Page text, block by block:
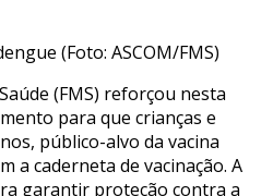
(Foto: ASCOM/FMS)
(FMS) reforçou nesta
para que crianças e
público-alvo da vacina
a caderneta de vacinação. A
garantir proteção contra a